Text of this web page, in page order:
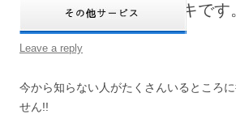
きんちょーしてドキドキです
Leave a reply
今から知らない人がたくさんいるところ
せん!!